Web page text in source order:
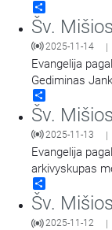
Vilniaus Šv.
Marijos
Šv. Mišios
2025-11-14 |
Evangelija
Gediminas
bažnyčios.
Gailestingumo
Šv. Mišios
2025-11-13 |
Evangelija
arkivyskupas
Vilniaus Šv.
Marijos
Šv. Mišios
2025-11-12